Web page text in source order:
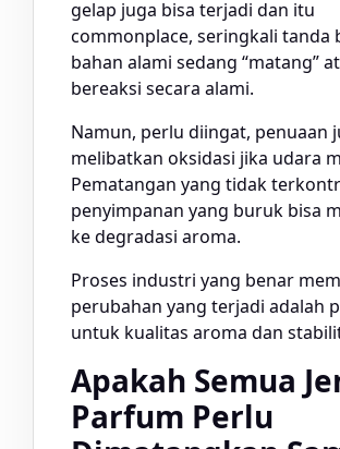
gelap juga bisa terjadi dan itu
commonplace, seringkali tanda
bahan alami sedang “matang”
bereaksi secara alami.
Namun, perlu diingat, penuaan
melibatkan oksidasi jika udara
Pematangan yang tidak
penyimpanan yang buruk bisa
ke degradasi aroma.
Proses industri yang benar
perubahan yang terjadi adalah
untuk kualitas aroma dan
Apakah Semua
Parfum Perlu